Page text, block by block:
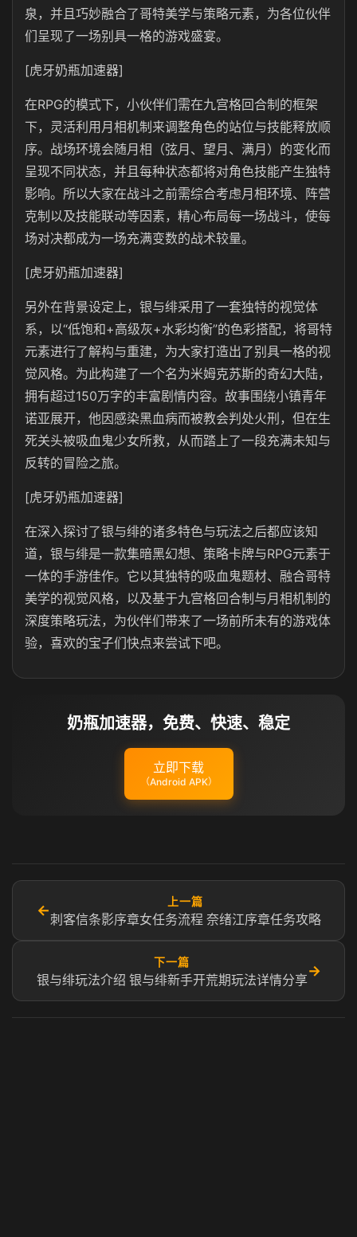
泉，并且巧妙融合了哥特美学与策略元素，为各位伙伴
们呈现了一场别具一格的游戏盛宴。
[虎牙奶瓶加速器]
在RPG的模式下，小伙伴们需在九宫格回合制的框架
下，灵活利用月相机制来调整角色的站位与技能释放顺
序。战场环境会随月相（弦月、望月、满月）的变化而
呈现不同状态，并且每种状态都将对角色技能产生独特
影响。所以大家在战斗之前需综合考虑月相环境、阵营
克制以及技能联动等因素，精心布局每一场战斗，使每
场对决都成为一场充满变数的战术较量。
[虎牙奶瓶加速器]
另外在背景设定上，银与绯采用了一套独特的视觉体
系，以“低饱和+高级灰+水彩均衡”的色彩搭配，将哥特
元素进行了解构与重建，为大家打造出了别具一格的视
觉风格。为此构建了一个名为米姆克苏斯的奇幻大陆，
拥有超过150万字的丰富剧情内容。故事围绕小镇青年
诺亚展开，他因感染黑血病而被教会判处火刑，但在生
死关头被吸血鬼少女所救，从而踏上了一段充满未知与
反转的冒险之旅。
[虎牙奶瓶加速器]
在深入探讨了银与绯的诸多特色与玩法之后都应该知
道，银与绯是一款集暗黑幻想、策略卡牌与RPG元素于
一体的手游佳作。它以其独特的吸血鬼题材、融合哥特
美学的视觉风格，以及基于九宫格回合制与月相机制的
深度策略玩法，为伙伴们带来了一场前所未有的游戏体
验，喜欢的宝子们快点来尝试下吧。
奶瓶加速器，免费、快速、稳定
立即下载
（Android APK）
←
上一篇
刺客信条影序章女任务流程 奈绪江序章任务攻略
下一篇
银与绯玩法介绍 银与绯新手开荒期玩法详情分享
→